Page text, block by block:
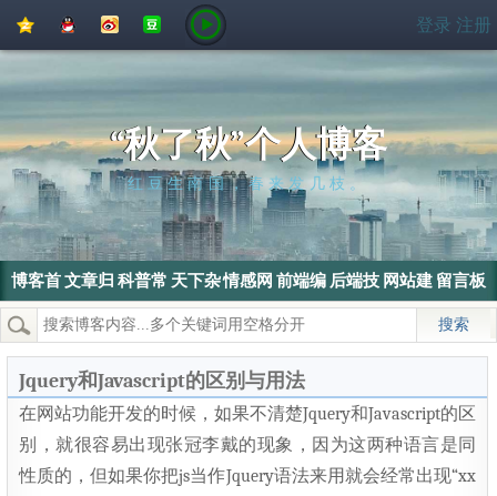
间
友
微
博
登录 注册
“秋了秋”个人博客
红豆生南国，春来发几枝。
博客首
页
文章归
档
科普常
识
天下杂
侃
情感网
文
前端编
程
后端技 网站建 留言板
wordpress SEO优化 电脑
Jquery和Javascript的区别与用法
在网站功能开发的时候，如果不清楚Jquery和Javascript的区
别，就很容易出现张冠李戴的现象，因为这两种语言是同
性质的，但如果你把js当作Jquery语法来用就会经常出现“xx